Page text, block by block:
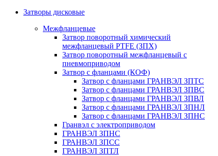
Затворы дисковые
Межфланцевые
Затвор поворотный химический
межфланцевый PTFE (ЗПХ)
Затвор поворотный межфланцевый с
пневмоприводом
Затвор с фланцами (КОФ)
Затвор с фланцами ГРАНВЭЛ ЗПТС
Затвор с фланцами ГРАНВЭЛ ЗПВС
Затвор с фланцами ГРАНВЭЛ ЗПВЛ
Затвор с фланцами ГРАНВЭЛ ЗПНЛ
Затвор с фланцами ГРАНВЭЛ ЗПНС
Гранвэл с электроприводом
ГРАНВЭЛ ЗПНС
ГРАНВЭЛ ЗПСС
ГРАНВЭЛ ЗПТЛ